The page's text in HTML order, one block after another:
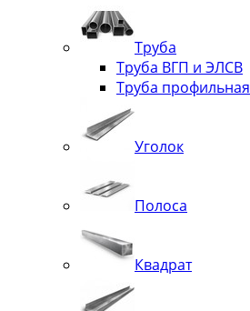
Труба
Труба ВГП и ЭЛСВ
Труба профильная
Уголок
Полоса
Квадрат